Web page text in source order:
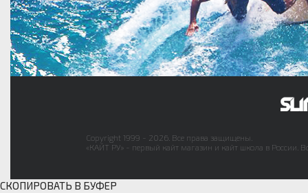
Copyright 1999 - 2026. Все права защищены.
«КАЙТ РУ» - первый кайт магазин и кайт школа в России.
СКОПИРОВАТЬ В БУФЕР